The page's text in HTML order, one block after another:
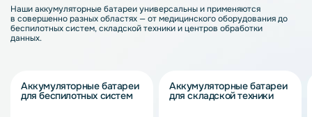
Наши аккумуляторные батареи универсальны и применяются
в совершенно разных областях — от медицинского оборудования до
беспилотных систем, складской техники и центров обработки
данных.
Аккумуляторные батареи
для беспилотных систем
Аккумуляторные батареи
для складской техники